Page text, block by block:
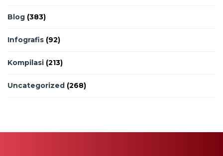
Blog (383)
Infografis (92)
Kompilasi (213)
Uncategorized (268)